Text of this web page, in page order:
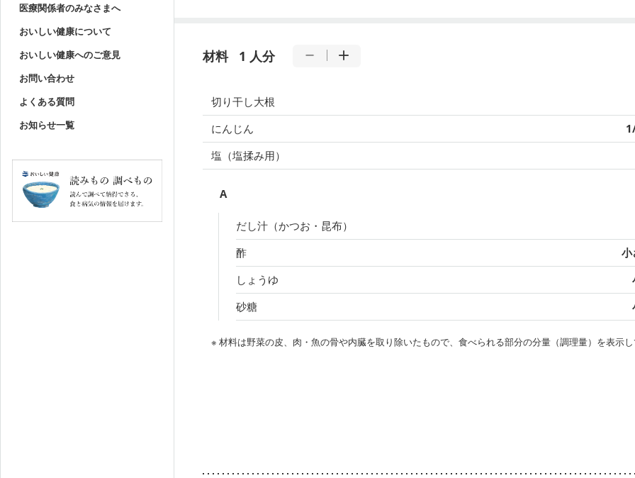
医療関係者のみなさまへ
おいしい健康について
おいしい健康へのご意見
お問い合わせ
よくある質問
お知らせ一覧
材料 1 人分
切り干し大根
にんじん
塩（塩揉み用）
A
だし汁（かつお・昆布）
酢
小
しょうゆ
砂糖
※ 材料は野菜の皮、肉・魚の骨や内臓を取り除いたもので、食べられる部分の分量（調理量）を表示し